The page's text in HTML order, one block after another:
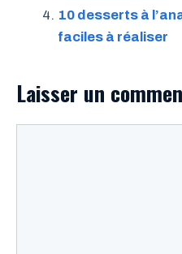
10 desserts à
faciles à réaliser
Laisser un